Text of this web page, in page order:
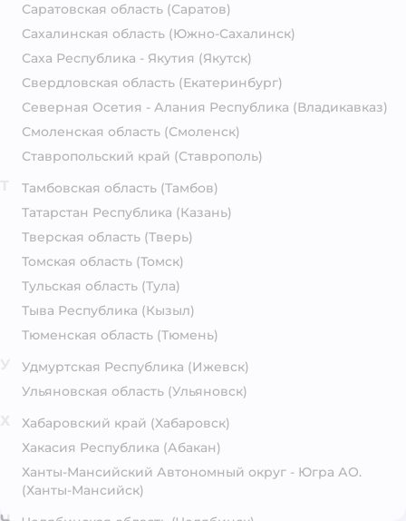
Саратовская область (Саратов)
Сахалинская область (Южно-Сахалинск)
Саха Республика - Якутия (Якутск)
Свердловская область (Екатеринбург)
Северная Осетия - Алания Республика (Владикавказ)
Смоленская область (Смоленск)
Ставропольский край (Ставрополь)
Тамбовская область (Тамбов)
Татарстан Республика (Казань)
Тверская область (Тверь)
Томская область (Томск)
Тульская область (Тула)
Тыва Республика (Кызыл)
Тюменская область (Тюмень)
Удмуртская Республика (Ижевск)
Ульяновская область (Ульяновск)
Хабаровский край (Хабаровск)
Хакасия Республика (Абакан)
Ханты-Мансийский Автономный округ - Югра АО.
(Ханты-Мансийск)